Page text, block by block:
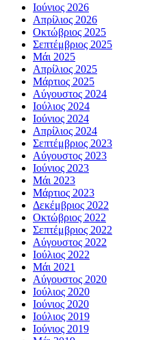
Ιούνιος 2026
Απρίλιος 2026
Οκτώβριος 2025
Σεπτέμβριος 2025
Μάι 2025
Απρίλιος 2025
Μάρτιος 2025
Αύγουστος 2024
Ιούλιος 2024
Ιούνιος 2024
Απρίλιος 2024
Σεπτέμβριος 2023
Αύγουστος 2023
Ιούνιος 2023
Μάι 2023
Μάρτιος 2023
Δεκέμβριος 2022
Οκτώβριος 2022
Σεπτέμβριος 2022
Αύγουστος 2022
Ιούλιος 2022
Μάι 2021
Αύγουστος 2020
Ιούλιος 2020
Ιούνιος 2020
Ιούλιος 2019
Ιούνιος 2019